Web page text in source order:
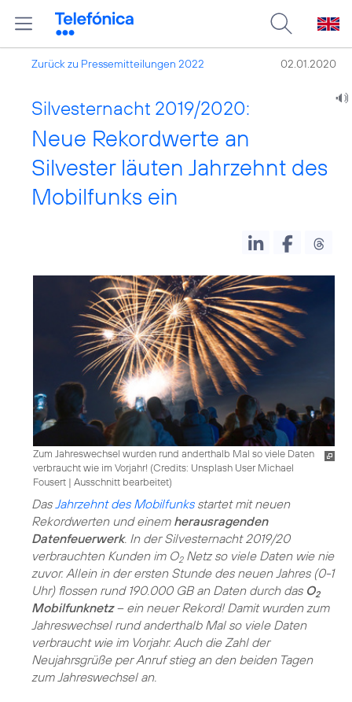
Zurück zu Pressemitteilungen 2022 02.01.2020
Silvesternacht 2019/2020:
Neue Rekordwerte an
Silvester läuten Jahrzehnt des
Mobilfunks ein
Zum Jahreswechsel wurden rund anderthalb Mal so viele Daten
verbraucht wie im Vorjahr! (Credits: Unsplash User Michael
Fousert | Ausschnitt bearbeitet)
Das Jahrzehnt des Mobilfunksstartet mit neuen
Rekordwerten und einem herausragenden
Datenfeuerwerk. In der Silvesternacht 2019/20
verbrauchten Kunden im O2Netz so viele Daten wie nie
zuvor. Allein in der ersten Stunde des neuen Jahres (0-1
Uhr) flossen rund 190.000 GB an Daten durch das O2
Mobilfunknetz– ein neuer Rekord! Damit wurden zum
Jahreswechsel rund anderthalb Mal so viele Daten
verbraucht wie im Vorjahr. Auch die Zahl der
Neujahrsgrüße per Anruf stieg an den beiden Tagen
zum Jahreswechsel an.